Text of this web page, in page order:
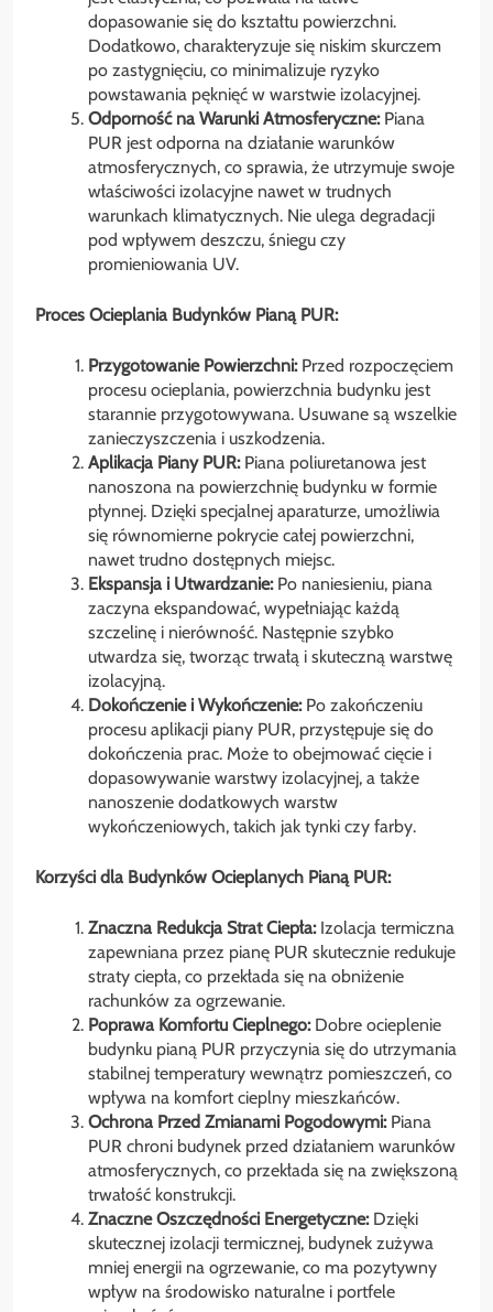
dopasowanie się do kształtu powierzchni.
Dodatkowo, charakteryzuje się niskim skurczem
po zastygnięciu, co minimalizuje ryzyko
powstawania pęknięć w warstwie izolacyjnej.
Odporność na Warunki Atmosferyczne:Piana
PUR jest odporna na działanie warunków
atmosferycznych, co sprawia, że utrzymuje swoje
właściwości izolacyjne nawet w trudnych
warunkach klimatycznych. Nie ulega degradacji
pod wpływem deszczu, śniegu czy
promieniowania UV.
Proces Ocieplania Budynków Pianą PUR:
Przygotowanie Powierzchni:Przed rozpoczęciem
procesu ocieplania, powierzchnia budynku jest
starannie przygotowywana. Usuwane są wszelkie
zanieczyszczenia i uszkodzenia.
Aplikacja Piany PUR:Piana poliuretanowa jest
nanoszona na powierzchnię budynku w formie
płynnej. Dzięki specjalnej aparaturze, umożliwia
się równomierne pokrycie całej powierzchni,
nawet trudno dostępnych miejsc.
Ekspansja i Utwardzanie:Po naniesieniu, piana
zaczyna ekspandować, wypełniając każdą
szczelinę i nierówność. Następnie szybko
utwardza się, tworząc trwałą i skuteczną warstwę
izolacyjną.
Dokończenie i Wykończenie:Po zakończeniu
procesu aplikacji piany PUR, przystępuje się do
dokończenia prac. Może to obejmować cięcie i
dopasowywanie warstwy izolacyjnej, a także
nanoszenie dodatkowych warstw
wykończeniowych, takich jak tynki czy farby.
Korzyści dla Budynków Ocieplanych Pianą PUR:
Znaczna Redukcja Strat Ciepła:Izolacja termiczna
zapewniana przez pianę PUR skutecznie redukuje
straty ciepła, co przekłada się na obniżenie
rachunków za ogrzewanie.
Poprawa Komfortu Cieplnego:Dobre ocieplenie
budynku pianą PUR przyczynia się do utrzymania
stabilnej temperatury wewnątrz pomieszczeń, co
wpływa na komfort cieplny mieszkańców.
Ochrona Przed Zmianami Pogodowymi:Piana
PUR chroni budynek przed działaniem warunków
atmosferycznych, co przekłada się na zwiększoną
trwałość konstrukcji.
Znaczne Oszczędności Energetyczne:Dzięki
skutecznej izolacji termicznej, budynek zużywa
mniej energii na ogrzewanie, co ma pozytywny
wpływ na środowisko naturalne i portfele